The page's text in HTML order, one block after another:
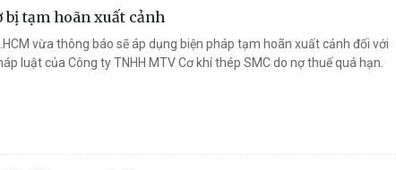
bị tạm hoãn xuất cảnh
vừa thông báo sẽ áp dụng biện pháp tạm hoãn xuất cảnh đối với
luật của Công ty TNHH MTV Cơ khí thép SMC do nợ thuế quá hạn.